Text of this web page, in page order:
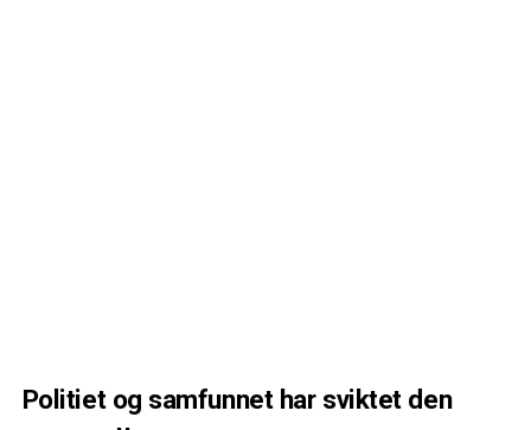
Politiet og samfunnet har sviktet den